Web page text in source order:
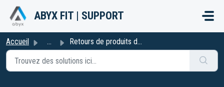
Passer au contenu principal
ABYX FIT | SUPPORT
Accueil ... Retours de produits défectueux : Comment retourner une sm...